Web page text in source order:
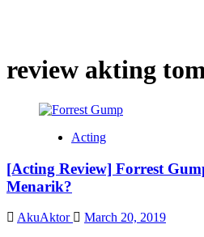
review akting
Acting
[Acting Review] Forrest
Menarik?
AkuAktor
March 20, 2019